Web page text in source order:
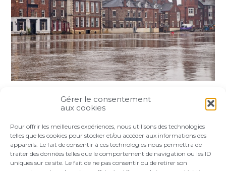
Gérer le consentement
aux cookies
Pour offrir les meilleures expériences, nous utilisons des technologies
telles que les cookies pour stocker et/ou accéder aux informations des
appareils. Le fait de consentir à ces technologies nous permettra de
traiter des données telles que le comportement de navigation ou les ID
uniques sur ce site. Le fait de ne pas consentir ou de retirer son
FaceBook
TwitterLinkedIn